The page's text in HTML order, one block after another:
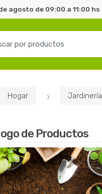
agosto de 09:00 a 11:00 hs
Hogar Jardinería
de Productos